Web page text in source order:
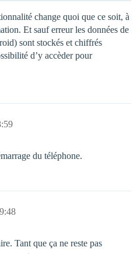
change quoi que ce soit, à
Et sauf erreur les données de
sont stockés et chiffrés
d’y accèder pour
du téléphone.
Tant que ça ne reste pas